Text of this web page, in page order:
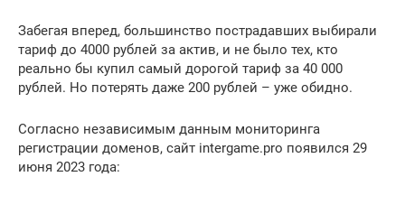
Забегая вперед, большинство пострадавших выбирали
тариф до 4000 рублей за актив, и не было тех, кто
реально бы купил самый дорогой тариф за 40 000
рублей. Но потерять даже 200 рублей – уже обидно.
Согласно независимым данным мониторинга
регистрации доменов, сайт intergame.pro появился 29
июня 2023 года: